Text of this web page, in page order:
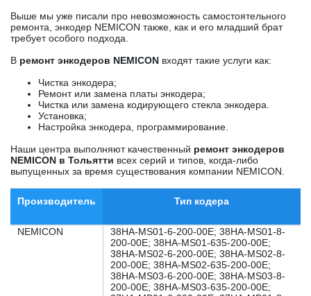
Выше мы уже писали про невозможность самостоятельного
ремонта, энкодер NEMICON также, как и его младший брат
требует особого подхода.
В ремонт энкодеров NEMICON входят такие услуги как:
Чистка энкодера;
Ремонт или замена платы энкодера;
Чистка или замена кодирующего стекла энкодера.
Установка;
Настройка энкодера, программирование.
Наши центра выполняют качественный ремонт энкодеров
NEMICON в Тольятти всех серий и типов, когда-либо
выпущенных за время существования компании NEMICON.
Производитель Тип кодера
NEMICON
38HA-MS01-6-200-00E; 38HA-MS01-8-
200-00E; 38HA-MS01-635-200-00E;
38HA-MS02-6-200-00E; 38HA-MS02-8-
200-00E; 38HA-MS02-635-200-00E;
38HA-MS03-6-200-00E; 38HA-MS03-8-
200-00E; 38HA-MS03-635-200-00E;